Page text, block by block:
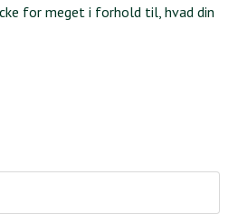
for meget i forhold til, hvad din